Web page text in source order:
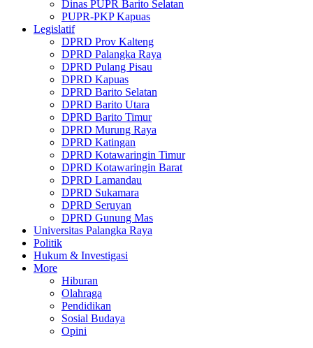
Dinas PUPR Barito Selatan
PUPR-PKP Kapuas
Legislatif
DPRD Prov Kalteng
DPRD Palangka Raya
DPRD Pulang Pisau
DPRD Kapuas
DPRD Barito Selatan
DPRD Barito Utara
DPRD Barito Timur
DPRD Murung Raya
DPRD Katingan
DPRD Kotawaringin Timur
DPRD Kotawaringin Barat
DPRD Lamandau
DPRD Sukamara
DPRD Seruyan
DPRD Gunung Mas
Universitas Palangka Raya
Politik
Hukum & Investigasi
More
Hiburan
Olahraga
Pendidikan
Sosial Budaya
Opini